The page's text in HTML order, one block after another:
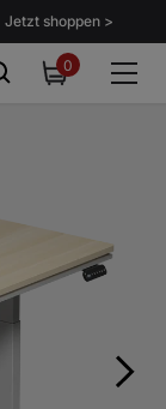
Jetzt shoppen >
00